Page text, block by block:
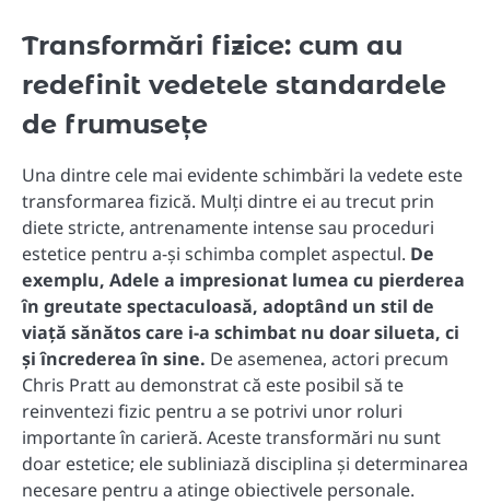
Transformări fizice: cum au
redefinit vedetele standardele
de frumusețe
Una dintre cele mai evidente schimbări la vedete este
transformarea fizică. Mulți dintre ei au trecut prin
diete stricte, antrenamente intense sau proceduri
estetice pentru a-și schimba complet aspectul. De
exemplu, Adele a impresionat lumea cu pierderea
în greutate spectaculoasă, adoptând un stil de
viață sănătos care i-a schimbat nu doar silueta, ci
și încrederea în sine. De asemenea, actori precum
Chris Pratt au demonstrat că este posibil să te
reinventezi fizic pentru a se potrivi unor roluri
importante în carieră. Aceste transformări nu sunt
doar estetice; ele subliniază disciplina și determinarea
necesare pentru a atinge obiectivele personale.